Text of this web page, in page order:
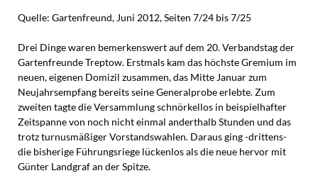
Quelle: Gartenfreund, Juni 2012, Seiten 7/24 bis 7/25
Drei Dinge waren bemerkenswert auf dem 20. Verbandstag der
Gartenfreunde Treptow. Erstmals kam das höchste Gremium im
neuen, eigenen Domizil zusammen, das Mitte Januar zum
Neujahrsempfang bereits seine Generalprobe erlebte. Zum
zweiten tagte die Versammlung schnörkellos in beispielhafter
Zeitspanne von noch nicht einmal anderthalb Stunden und das
trotz turnusmäßiger Vorstandswahlen. Daraus ging -drittens-
die bisherige Führungsriege lückenlos als die neue hervor mit
Günter Landgraf an der Spitze.